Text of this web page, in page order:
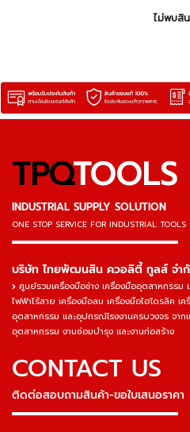
ไม่พบสิ
TPQTOOLS
INDUSTRIAL SUPPLY SOLUTION
ONE STOP SERVICE FOR INDUSTRIAL
▬▬▬▬▬▬▬▬▬▬▬▬▬▬▬
บริษัท ไทยพัฒนสิน ควอลิตี้ ทูลส์ จำ
ศูนย์รวมเครื่องมือช่าง เครื่องมืออุตสาหกรร
ไฟฟ้าไร้สาย เครื่องมือลม เครื่องมือไฮโดรลิค เ
อุตสาหกรรม และอุปกรณ์โรงงานครบวงจร จา
อุตสาหกรรม งานซ่อมบำรุง และงานก่อสร้าง
CONTACT US
ติดต่อสอบถามสินค้า-ขอใบเสนอราคา
▬▬▬▬▬▬▬▬▬▬▬▬▬▬▬